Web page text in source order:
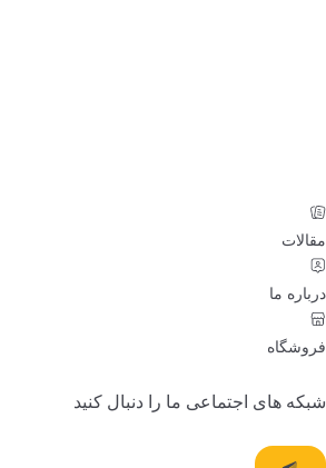
مقالات
درباره ما
فروشگاه
شبکه های اجتماعی ما را دنبال کنید